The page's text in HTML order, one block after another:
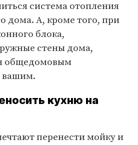
система отопления
дома. А, кроме того, при
блока,
стены дома,
общедомовым
вашим.
кухню на
перенести мойку и